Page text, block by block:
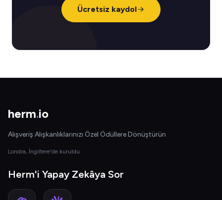
Ücretsiz kaydol
herm.io
Alışveriş Alışkanlıklarınızı Özel Ödüllere Dönüştürün
Londra, İngiltere'de kuruldu
Herm'i Yapay Zekâya Sor